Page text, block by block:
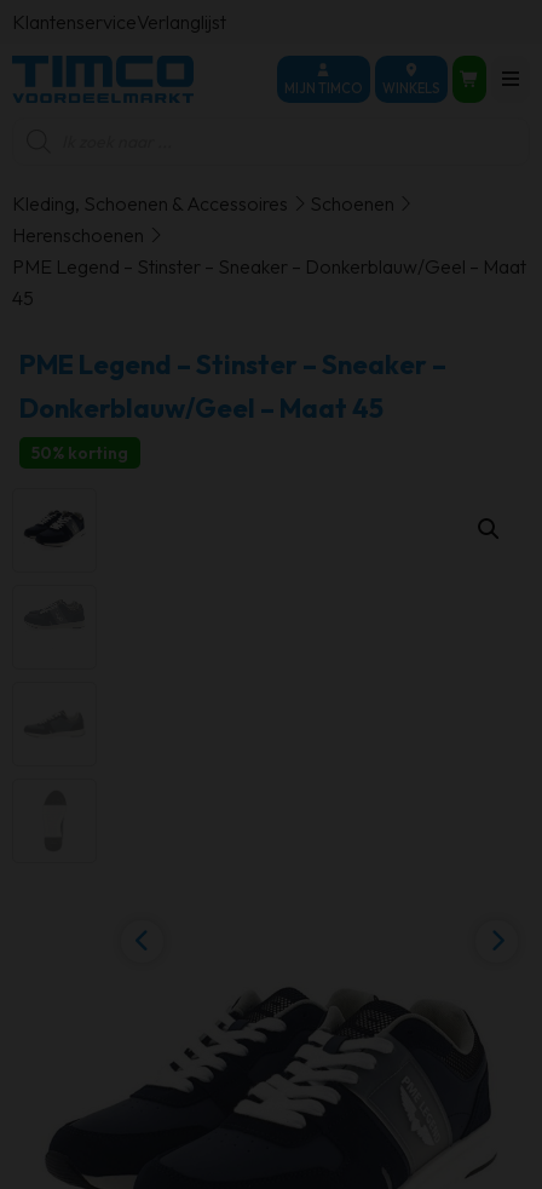
KlantenserviceVerlanglijst
MIJN TIMCO WINKELS
Kleding, Schoenen & Accessoires
Schoenen
Herenschoenen
PME Legend – Stinster – Sneaker – Donkerblauw/Geel – Maat
45
PME Legend – Stinster – Sneaker –
Donkerblauw/Geel – Maat 45
50% korting